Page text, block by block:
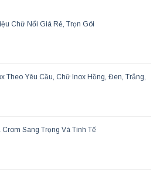
Chữ Nổi Giá Rẻ, Trọn Gói
Theo Yêu Cầu, Chữ Inox Hồng, Đen, Trắng,
Crom Sang Trọng Và Tinh Tế